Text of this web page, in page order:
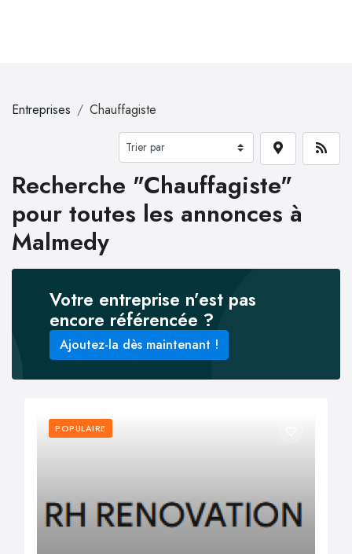
Entreprises Chauffagiste
Recherche "Chauffagiste"
pour toutes les annonces à
Malmedy
Votre entreprise n’est pas
encore référencée ?
Ajoutez-la dès maintenant !
POPULAIRE